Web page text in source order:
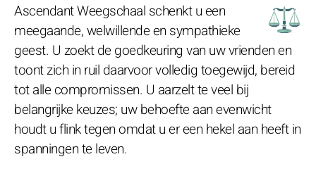
Ascendant Weegschaal schenkt u een
meegaande, welwillende en sympathieke
geest. U zoekt de goedkeuring van uw vrienden en
toont zich in ruil daarvoor volledig toegewijd, bereid
tot alle compromissen. U aarzelt te veel bij
belangrijke keuzes; uw behoefte aan evenwicht
houdt u flink tegen omdat u er een hekel aan heeft in
spanningen te leven.